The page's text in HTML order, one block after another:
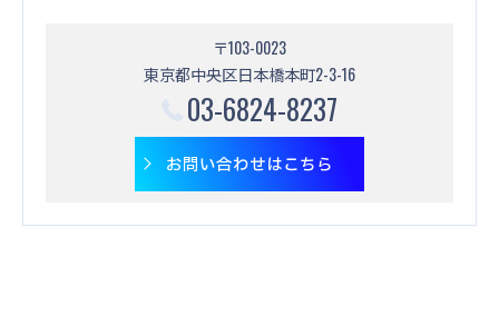
〒103-0023
東京都中央区日本橋本町2-3-16
03-6824-8237
お問い合わせはこちら